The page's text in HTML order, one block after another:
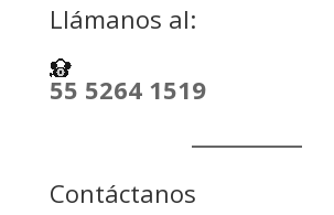
Llámanos al:
55 5264 1519
Contáctanos